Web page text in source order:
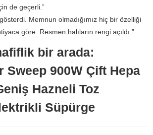
de geçerli.”
Memnun olmadığımız hiç bir özelliği
göre. Resmen halıların rengi açıldı.”
bir arada:
Sweep 900W Çift Hepa
Hazneli Toz
Süpürge